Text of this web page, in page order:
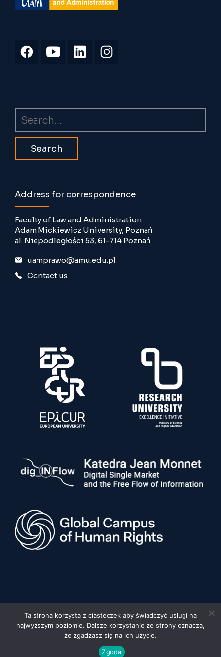
Address for correspondence
Faculty of Law and Administration
Adam Mickiewicz University, Poznań
al. Niepodległości 53, 61-714 Poznań
uamprawo@amu.edu.pl
Contact us
© 2026 Uniwersytet im. Adama Mickiewicza w Poznaniu, Wydział
Prawa i Administracji •Privacy policy•Deklaracja dostępności
Built by:FYD STUDIO
Ta strona korzysta z ciasteczek aby świadczyć usługi na
najwyższym poziomie. Dalsze korzystanie ze strony oznacza,
że zgadzasz się na ich użycie.
Zgoda